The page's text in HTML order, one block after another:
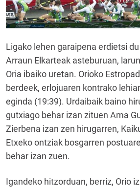
Ligako lehen garaipena erdietsi
Arraun Elkarteak asteburuan,
Oria ibaiko uretan. Orioko
berdeek, erlojuaren kontrako
eginda (19:39). Urdaibaik baino
gutxiago behar izan zituen Ama
Zierbena izan zen hirugarren,
Etxeko ontziak bosgarren
behar izan zuen.
Igandeko hitzorduan, berriz, Orio